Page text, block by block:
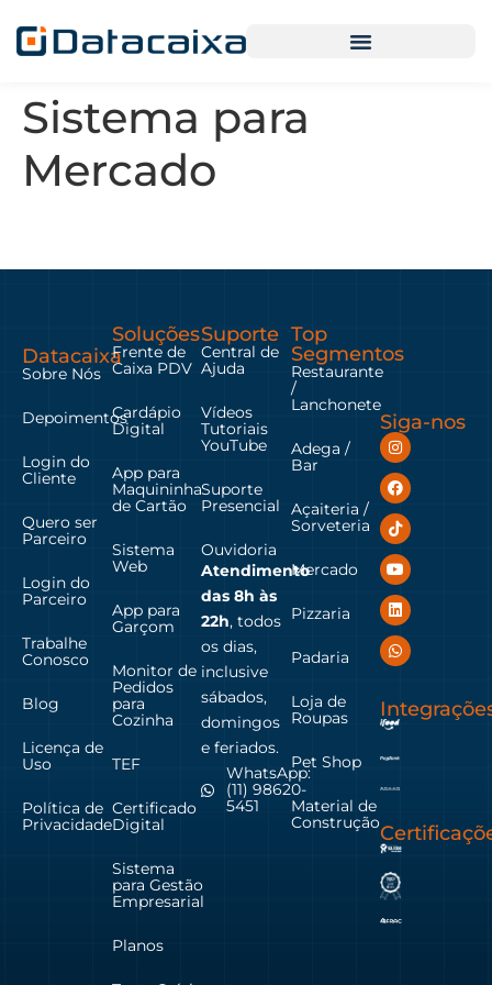
Sistema para
Mercado
Datacaixa
Sobre Nós
Depoimentos
Login do
Cliente
Quero ser
Parceiro
Login do
Parceiro
Trabalhe
Conosco
Blog
Licença de
Uso
Política de
Privacidade
Soluções
Frente de
Caixa PDV
Cardápio
Digital
App para
Maquininha
de Cartão
Sistema
Web
App para
Garçom
Monitor de
Pedidos
para
Cozinha
TEF
Certificado
Digital
Sistema
para Gestão
Empresarial
Planos
Suporte
Central de
Ajuda
Vídeos
Tutoriais
YouTube
Suporte
Presencial
Ouvidoria
Atendimento
das 8h às
22h, todos
os dias,
inclusive
sábados,
domingos
e feriados.
WhatsApp:
(11) 98620-
5451
Top
Segmentos
Restaurante
/
Lanchonete
Adega /
Bar
Açaiteria /
Sorveteria
Mercado
Pizzaria
Padaria
Loja de
Roupas
Pet Shop
Material de
Construção
Siga-nos